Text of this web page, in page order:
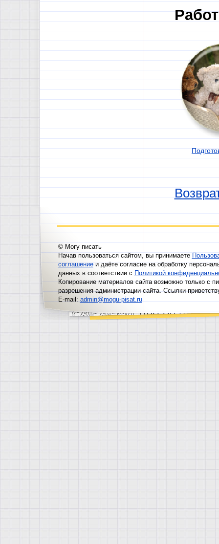
© Могу писать
Начав пользоваться сайтом, вы принимаете
соглашениеи даёте согласие на обработку
данных в соответствии сПолитикой
Копирование материалов сайта возможно только с
разрешения администрации сайта. Ссылки
E-mail:admin@mogu-pisat.ru